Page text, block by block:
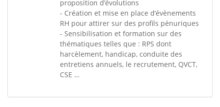
proposition d’évolutions
- Création et mise en place d’évènements
RH pour attirer sur des profils pénuriques
- Sensibilisation et formation sur des
thématiques telles que : RPS dont
harcèlement, handicap, conduite des
entretiens annuels, le recrutement, QVCT,
CSE …